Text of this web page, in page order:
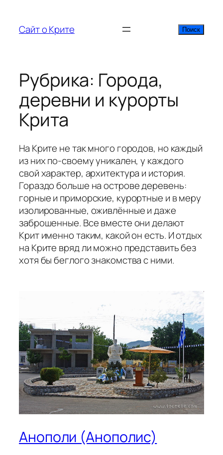
содержимому
Сайт о Крите Поиск
Поиск
Рубрика: Города,
деревни и курорты
Крита
На Крите не так много городов, но каждый
из них по-своему уникален, у каждого
свой характер, архитектура и история.
Гораздо больше на острове деревень:
горные и приморские, курортные и в меру
изолированные, оживлённые и даже
заброшенные. Все вместе они делают
Крит именно таким, какой он есть. И отдых
на Крите вряд ли можно представить без
хотя бы беглого знакомства с ними.
Анополи (Анополис)